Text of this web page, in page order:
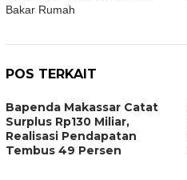
Bakar Rumah
POS TERKAIT
Bapenda Makassar Catat
Surplus Rp130 Miliar,
Realisasi Pendapatan
Tembus 49 Persen